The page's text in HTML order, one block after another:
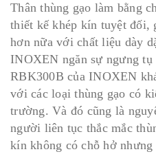
Thân thùng gạo làm bằng
thiết kế khép kín tuyệt đối,
hơn nữa với chất liệu dày
INOXEN ngăn sự ngưng
RBK300B của INOXEN
với các loại thùng gạo có
trường. Và đó cũng là
người liên tục thắc mắc
kín không có chỗ hở